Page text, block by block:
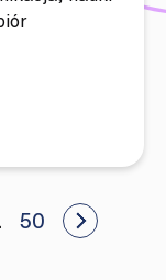
50 Zobacz